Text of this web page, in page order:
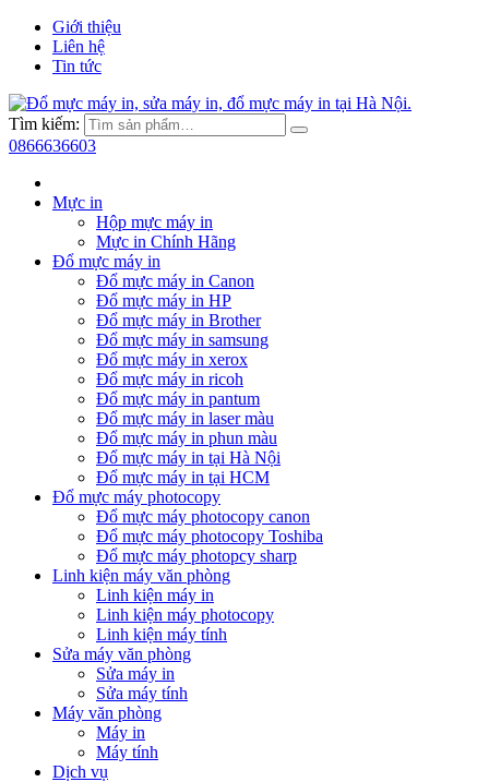
Giới thiệu
Liên hệ
Tin tức
Tìm kiếm:
0866636603
Mực in
Hộp mực máy in
Mực in Chính Hãng
Đổ mực máy in
Đổ mực máy in Canon
Đổ mực máy in HP
Đổ mực máy in Brother
Đổ mực máy in samsung
Đổ mực máy in xerox
Đổ mực máy in ricoh
Đổ mực máy in pantum
Đổ mực máy in laser màu
Đổ mực máy in phun màu
Đổ mực máy in tại Hà Nội
Đổ mực máy in tại HCM
Đổ mực máy photocopy
Đổ mực máy photocopy canon
Đổ mực máy photocopy Toshiba
Đổ mực máy photopcy sharp
Linh kiện máy văn phòng
Linh kiện máy in
Linh kiện máy photocopy
Linh kiện máy tính
Sửa máy văn phòng
Sửa máy in
Sửa máy tính
Máy văn phòng
Máy in
Máy tính
Dịch vụ